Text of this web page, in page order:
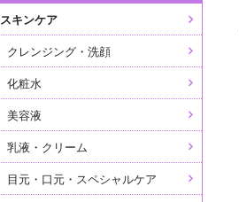
スキンケア
クレンジング・洗顔
化粧水
美容液
乳液・クリーム
目元・口元・スペシャルケア